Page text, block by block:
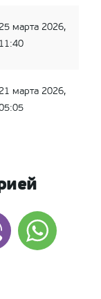
25 марта 2026,
11:40
21 марта 2026,